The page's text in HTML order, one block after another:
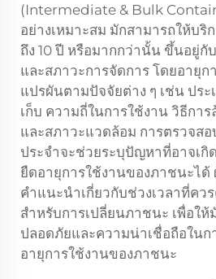
(Intermediate & Bulk
อย่างเหมาะสม มักสามารถให้บริ
ถึง 10 ปี หรือมากกว่านั้น ขึ้นอยู่กั
และสภาวะการจัดการ โดยอายุก
แปรผันตามปัจจัยต่าง ๆ เช่น ปร
เก็บ ความถี่ในการใช้งาน วิธีกา
และสภาวะแวดล้อม การตรวจส
ประจำจะช่วยระบุปัญหาที่อาจเกิ
ยืดอายุการใช้งานของภาชนะได้
คำแนะนำเกี่ยวกับช่วงเวลาที่คว
สำหรับการเปลี่ยนภาชนะ เพื่อให้
ปลอดภัยและความน่าเชื่อถือในก
อายุการใช้งานของภาชนะ